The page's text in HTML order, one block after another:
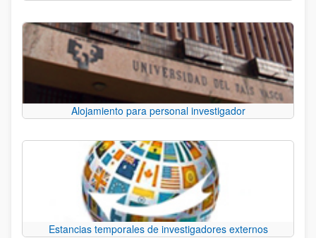
Alojamiento para personal investigador
Estancias temporales de investigadores externos